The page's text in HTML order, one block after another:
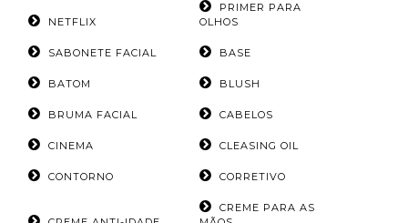
NETFLIX
PRIMER PARA
OLHOS
SABONETE FACIAL BASE
BATOM BLUSH
BRUMA FACIAL CABELOS
CINEMA CLEASING OIL
CONTORNO CORRETIVO
CREME PARA AS